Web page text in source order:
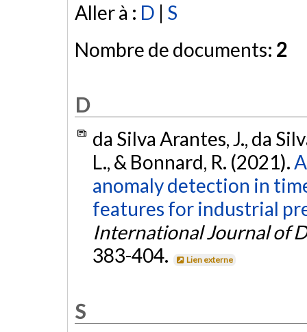
Aller à : D | S
Nombre de documents: 2
D
da Silva Arantes, J., da
L., & Bonnard, R. (2021).
anomaly detection in
features for industrial
International Journal of
383-404.
Lien externe
S